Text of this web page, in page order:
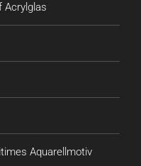
Acrylglas
Aquarellmotiv